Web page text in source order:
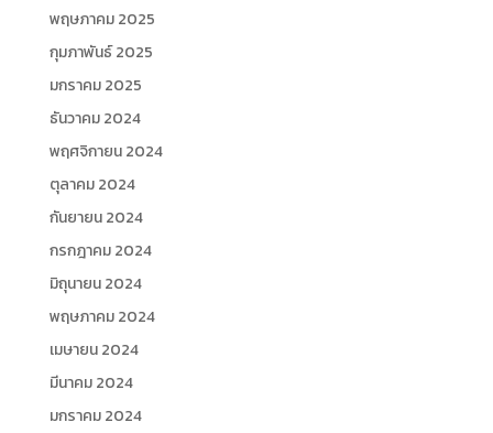
พฤษภาคม 2025
กุมภาพันธ์ 2025
มกราคม 2025
ธันวาคม 2024
พฤศจิกายน 2024
ตุลาคม 2024
กันยายน 2024
กรกฎาคม 2024
มิถุนายน 2024
พฤษภาคม 2024
เมษายน 2024
มีนาคม 2024
มกราคม 2024